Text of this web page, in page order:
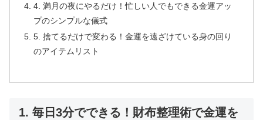
4. 満月の夜にやるだけ！忙しい人でもできる金運アッ
プのシンプルな儀式
5. 捨てるだけで変わる！金運を遠ざけている身の回り
のアイテムリスト
1. 毎日3分でできる！財布整理術で金運を